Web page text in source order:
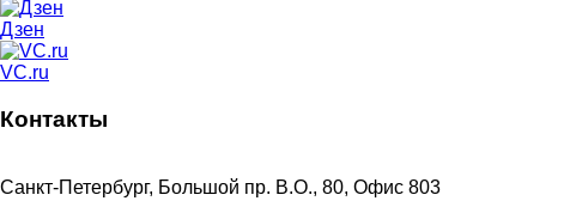
Дзен
VC.ru
Контакты
Санкт-Петербург, Большой пр. В.О., 80, Офис 803